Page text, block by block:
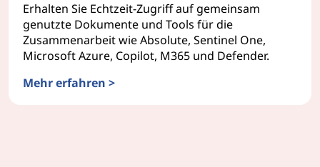
Erhalten Sie Echtzeit-Zugriff auf gemeinsam
genutzte Dokumente und Tools für die
Zusammenarbeit wie Absolute, Sentinel One,
Microsoft Azure, Copilot, M365 und Defender.
Mehr erfahren >